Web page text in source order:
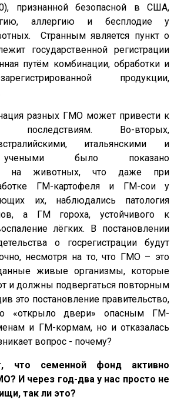
признанной безопасной в США,
аллергию и бесплодие у
Странным является пункт о
государственной регистрации
путём комбинации, обработки и
продукции,
разных ГМО может привести к
последствиям. Во-вторых,
итальянскими и
учеными было показано
на животных, что даже при
ГМ-картофеля и ГМ-сои у
их, наблюдались патология
а ГМ гороха, устойчивого к
лёгких. В постановлении
о госрегистрации будут
несмотря на то, что ГМО – это
живые организмы, которые
и должны подвергаться повторным
это постановление правительство,
«открыло двери» опасным ГМ-
и ГМ-кормам, но и отказалась
вопрос - почему?
что семенной фонд активно
И через год-два у нас просто не
так ли это?